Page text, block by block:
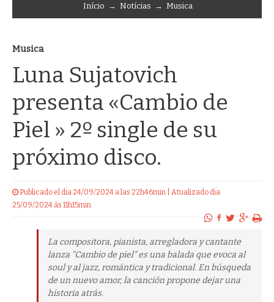
Início → Notícias → Musica
Musica
Luna Sujatovich
presenta «Cambio de
Piel » 2º single de su
próximo disco.
Publicado el dia 24/09/2024 a las 22h46min | Atualizado dia
25/09/2024 às 11h15min
La compositora, pianista, arregladora y cantante
lanza "Cambio de piel" es una balada que evoca al
soul y al jazz, romántica y tradicional. En búsqueda
de un nuevo amor, la canción propone dejar una
historia atrás.